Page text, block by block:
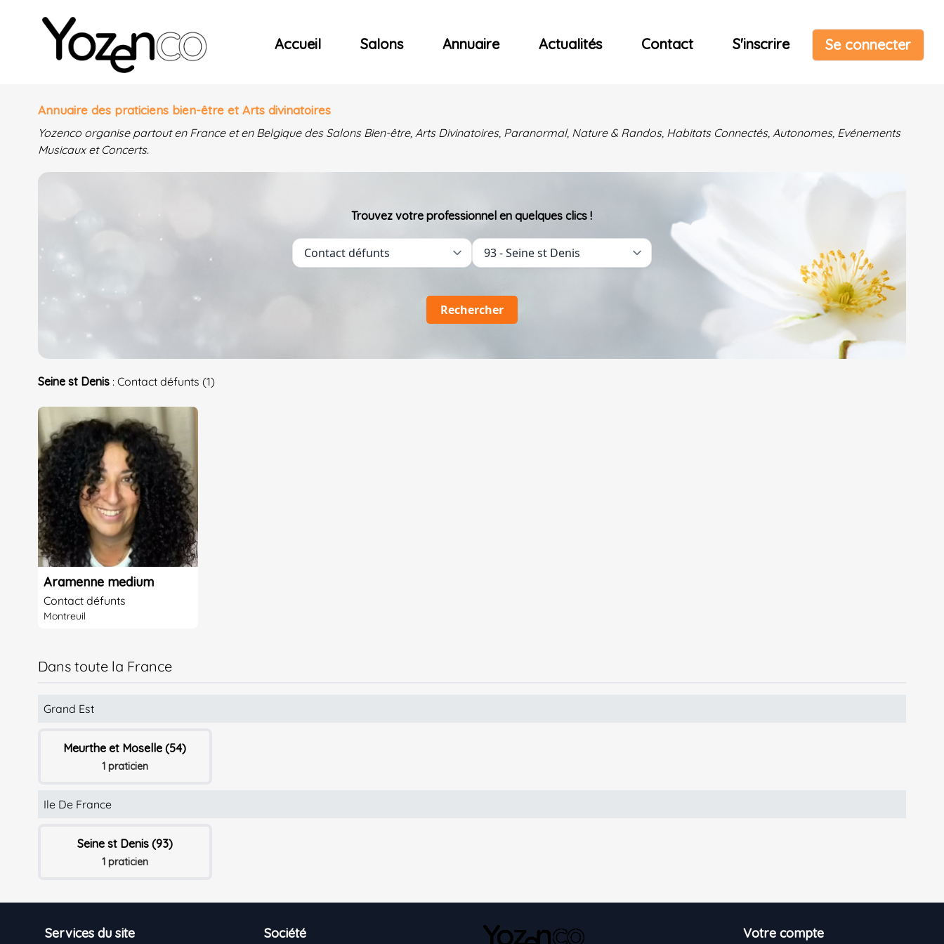
Yozenco - Organisateur de Salons, Evénements et Concerts
Accueil Salons Annuaire Actualités Contact S'inscrire Se connecter
Annuaire des praticiens bien-être et Arts divinatoires
Yozenco organise partout en France et en Belgique des Salons Bien-être, Arts Divinatoires, Paranormal, Nature & Randos, Habitats Connectés, Autonomes, Evénements
Musicaux et Concerts.
Trouvez votre professionnel en quelques clics !
Rechercher
Seine st Denis : Contact défunts (1)
Aramenne medium
Contact défunts
Montreuil
Dans toute la France
Grand Est
Meurthe et Moselle (54)
1 praticien
Ile De France
Seine st Denis (93)
1 praticien
Services du site Société Votre compte